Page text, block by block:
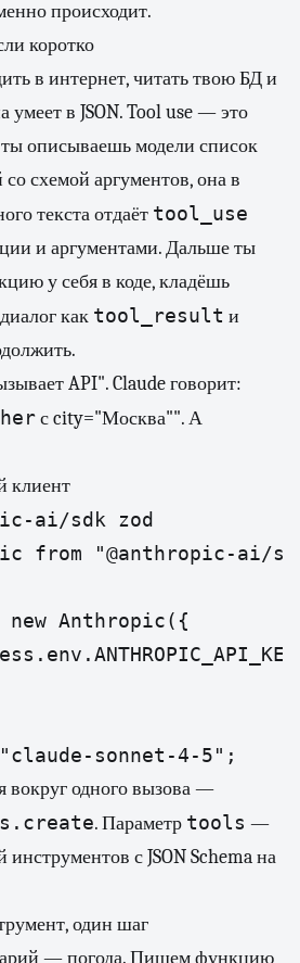
происходит.
коротко
в интернет, читать твою БД и
умеет в JSON. Tool use — это
описываешь модели список
схемой аргументов, она в
текста отдаёт tool_use
и аргументами. Дальше ты
у себя в коде, кладёшь
как tool_result и
API". Claude говорит:
с city="Москва"". А
клиент
ai/sdk zod
from "@anthropic-ai/
Anthropic({
"claude-sonnet-4-5";
вокруг одного вызова —
. Параметр tools —
с JSON Schema на
один шаг
— погода. Пишем функцию